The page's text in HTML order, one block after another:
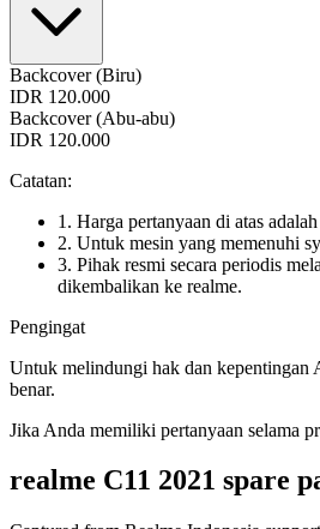
Backcover (Biru)
IDR 120.000
Backcover (Abu-abu)
IDR 120.000
Catatan:
1. Harga pertanyaan di atas
2. Untuk mesin yang memenuhi
3. Pihak resmi secara periodis
dikembalikan ke realme.
Pengingat
Untuk melindungi hak dan kepentingan
benar.
Jika Anda memiliki pertanyaan selama
realme C11 2021 spare